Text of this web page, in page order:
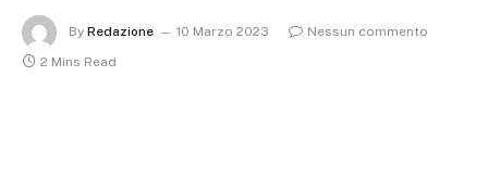
By Redazione 10 Marzo 2023
Nessun commento
2 Mins Read